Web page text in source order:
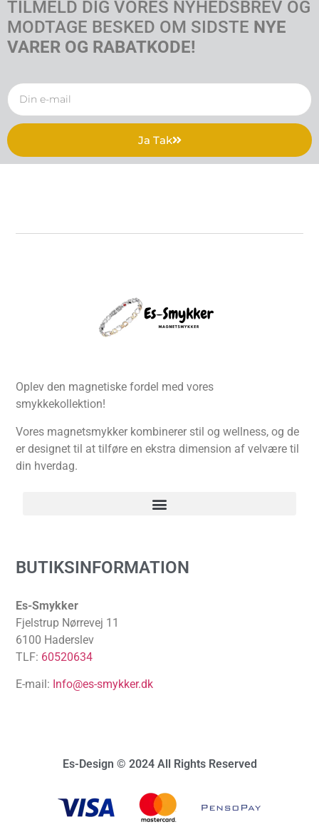
TILMELD DIG VORES NYHEDSBREV OG
MODTAGE BESKED OM SIDSTE NYE
VARER OG RABATKODE!
Ja Tak
Oplev den magnetiske fordel med vores
smykkekollektion!
Vores magnetsmykker kombinerer stil og wellness, og de
er designet til at tilføre en ekstra dimension af velvære til
din hverdag.
BUTIKSINFORMATION
Es-Smykker
Fjelstrup Nørrevej 11
6100 Haderslev
TLF: 60520634
E-mail: Info@es-smykker.dk
Es-Design © 2024 All Rights Reserved